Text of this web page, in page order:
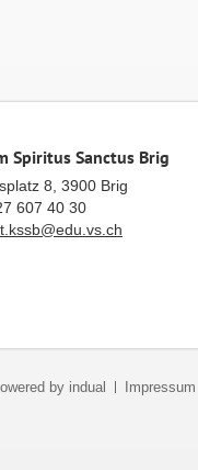
Spiritus Sanctus Brig
8, 3900 Brig
607 40 30
by indual Impressum